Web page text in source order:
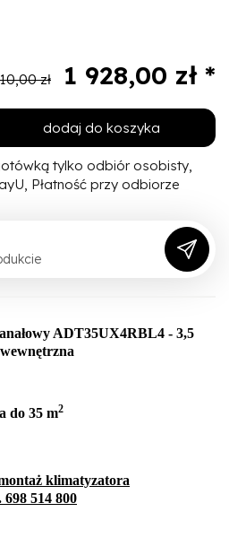
zł 1 928,00 zł *
dodaj do koszyka
tylko odbiór osobisty,
Płatność przy odbiorze
dukcie
ADT35UX4RBL4 - 3,5
do 35 m2
klimatyzatora
514 800